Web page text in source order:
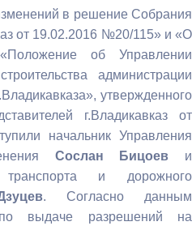
в решение Собрания
от 19.02.2016 №20/115» и «О
об Управлении
администрации
утвержденного
г.Владикавказ от
начальник Управления
Сослан Бицоев и
транспорта и дорожного
. Согласно данным
выдаче разрешений на